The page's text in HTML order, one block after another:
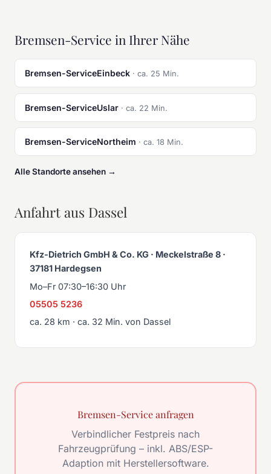
Bremsen-Service in Ihrer Nähe
Bremsen-ServiceEinbeck · ca. 25 Min.
Bremsen-ServiceUslar · ca. 22 Min.
Bremsen-ServiceNortheim · ca. 18 Min.
Alle Standorte ansehen →
Anfahrt aus Dassel
Kfz-Dietrich GmbH & Co. KG · Meckelstraße 8 ·
37181 Hardegsen
Mo–Fr 07:30–16:30 Uhr
05505 5236
ca. 28 km · ca. 32 Min. von Dassel
Bremsen-Service anfragen
Verbindlicher Festpreis nach
Fahrzeugprüfung – inkl. ABS/ESP-
Adaption mit Herstellersoftware.